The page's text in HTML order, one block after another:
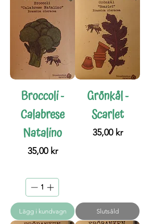
Broccoli -
Calabrese
Natalino
Pris
35,00 kr
Lägg i kundvagn
Grönkål -
Scarlet
Pris
35,00 kr
Slutsåld